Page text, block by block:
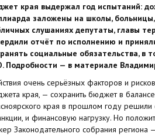
края выдержал год испытаний:
заложены на школы,
слушаниях депутаты, главы
отчёт по исполнению и
социальные обязательства, в
Подробности — в материале
очень серьёзных факторов и
края, — сохранить бюджет в
края в прошлом году
и финансовую нагрузку. Но
Законодательного собрания региона